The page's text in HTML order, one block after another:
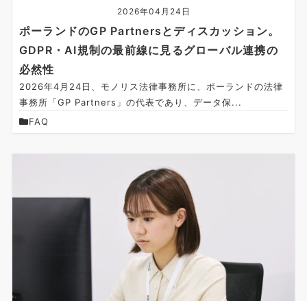
2026年04月24日
ポーランドのGP Partnersとディスカッション。
GDPR・AI規制の最前線に見るグローバル連携の
必然性
2026年4月24日、モノリス法律事務所に、ポーランドの法律
事務所「GP Partners」の代表であり、データ保...
FAQ